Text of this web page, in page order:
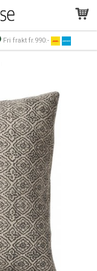
Fri frakt fr.990:-